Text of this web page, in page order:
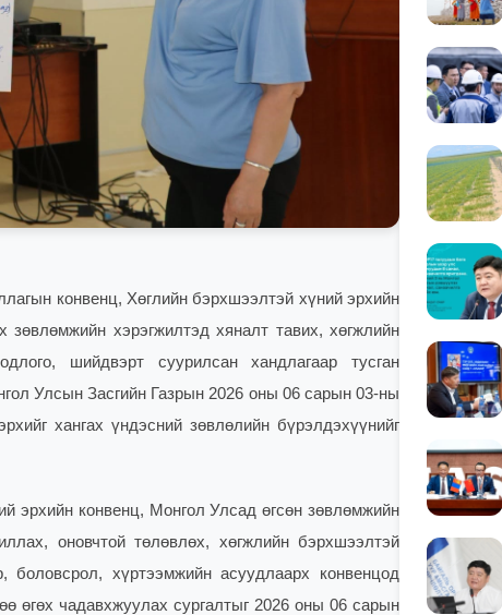
конвенц, Хөглийн бэрхшээлтэй хүний эрхийн
зөвлөмжийн хэрэгжилтэд хяналт тавих, хөгжлийн
шийдвэрт суурилсан хандлагаар тусган
Улсын Засгийн Газрын 2026 оны 06 сарын 03-ны
хангах үндэсний зөвлөлийн бүрэлдэхүүнийг
эрхийн конвенц, Монгол Улсад өгсөн зөвлөмжийн
оновчтой төлөвлөх, хөгжлийн бэрхшээлтэй
боловсрол, хүртээмжийн асуудлаарх конвенцод
өгөх чадавхжуулах сургалтыг 2026 оны 06 сарын